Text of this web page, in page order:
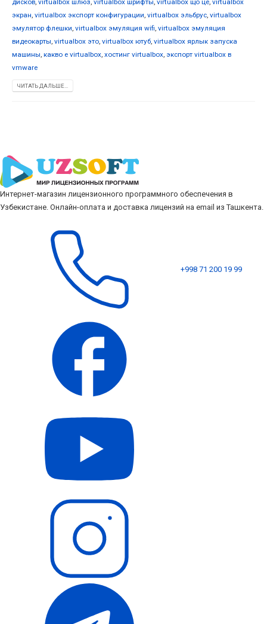
дисков, virtualbox шлюз, virtualbox шрифты, virtualbox що це, virtualbox
экран, virtualbox экспорт конфигурации, virtualbox эльбрус, virtualbox
эмулятор флешки, virtualbox эмуляция wifi, virtualbox эмуляция
видеокарты, virtualbox это, virtualbox ютуб, virtualbox ярлык запуска
машины, какво е virtualbox, хостинг virtualbox, экспорт virtualbox в
vmware
ЧИТАТЬ ДАЛЬШЕ...
Интернет-магазин лицензионного программного обеспечения в
Узбекистане. Онлайн-оплата и доставка лицензий на email из Ташкента.
+998 71 200 19 99